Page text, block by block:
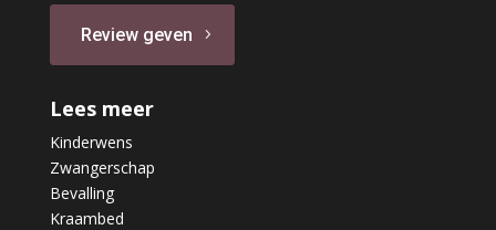
Review geven
Lees meer
Kinderwens
Zwangerschap
Bevalling
Kraambed